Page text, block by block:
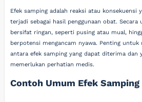
Efek samping adalah reaksi atau konsekuensi
terjadi sebagai hasil penggunaan obat. Secara
bersifat ringan, seperti pusing atau mual,
berpotensi mengancam nyawa. Penting untuk
antara efek samping yang dapat diterima dan
memerlukan perhatian medis.
Contoh Umum Efek Samping